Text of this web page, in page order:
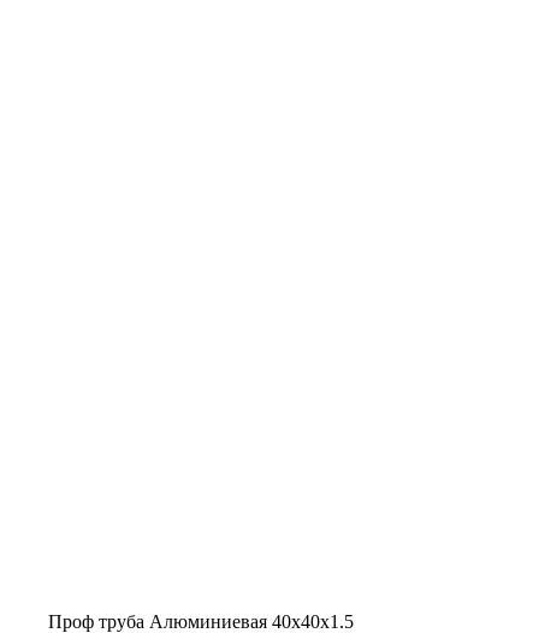
Проф труба Алюминиевая 40х40х1.5